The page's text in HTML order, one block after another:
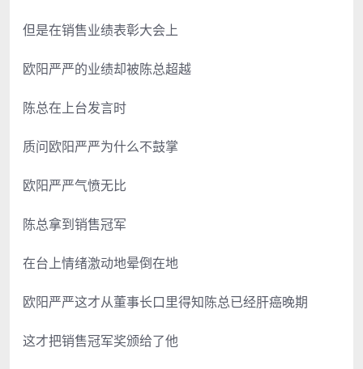
但是在销售业绩表彰大会上
欧阳严严的业绩却被陈总超越
陈总在上台发言时
质问欧阳严严为什么不鼓掌
欧阳严严气愤无比
陈总拿到销售冠军
在台上情绪激动地晕倒在地
欧阳严严这才从董事长口里得知陈总已经肝癌晚期
这才把销售冠军奖颁给了他